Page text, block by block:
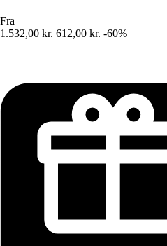
Fra
1.532,00 kr. 612,00 kr. -60%